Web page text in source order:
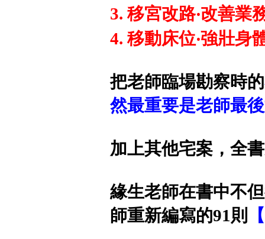
3. 移宮改路‧改善業
4. 移動床位‧強壯身
把老師臨場勘察時的
然最重要是老師最
加上其他宅案，全
緣生老師在書中不
師重新編寫的91則